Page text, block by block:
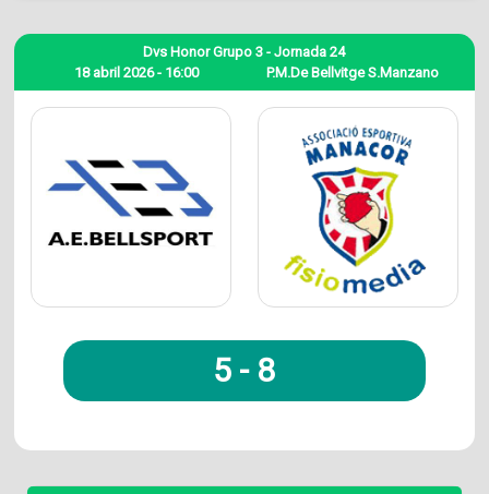
18 abril 2026 - 16:00
Dvs Honor Grupo 3 - Jornada 24
P.M.De Bellvitge S.Manzano
5 - 8